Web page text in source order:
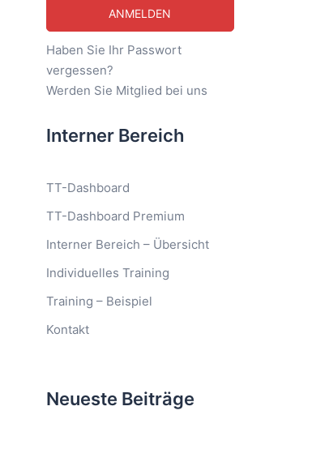
Haben Sie Ihr Passwort
vergessen?
Werden Sie Mitglied bei uns
Interner Bereich
TT-Dashboard
TT-Dashboard Premium
Interner Bereich – Übersicht
Individuelles Training
Training – Beispiel
Kontakt
Neueste Beiträge